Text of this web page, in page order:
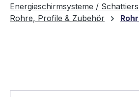
Energieschirmsysteme /
Rohre, Profile & Zubehör